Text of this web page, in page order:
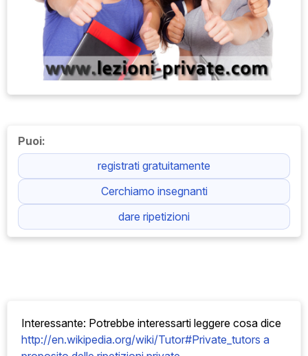
Puoi:
registrati gratuitamente
Cerchiamo insegnanti
dare ripetizioni
Interessante: Potrebbe interessarti leggere cosa dice
http://en.wikipedia.org/wiki/Tutor#Private_tutors a